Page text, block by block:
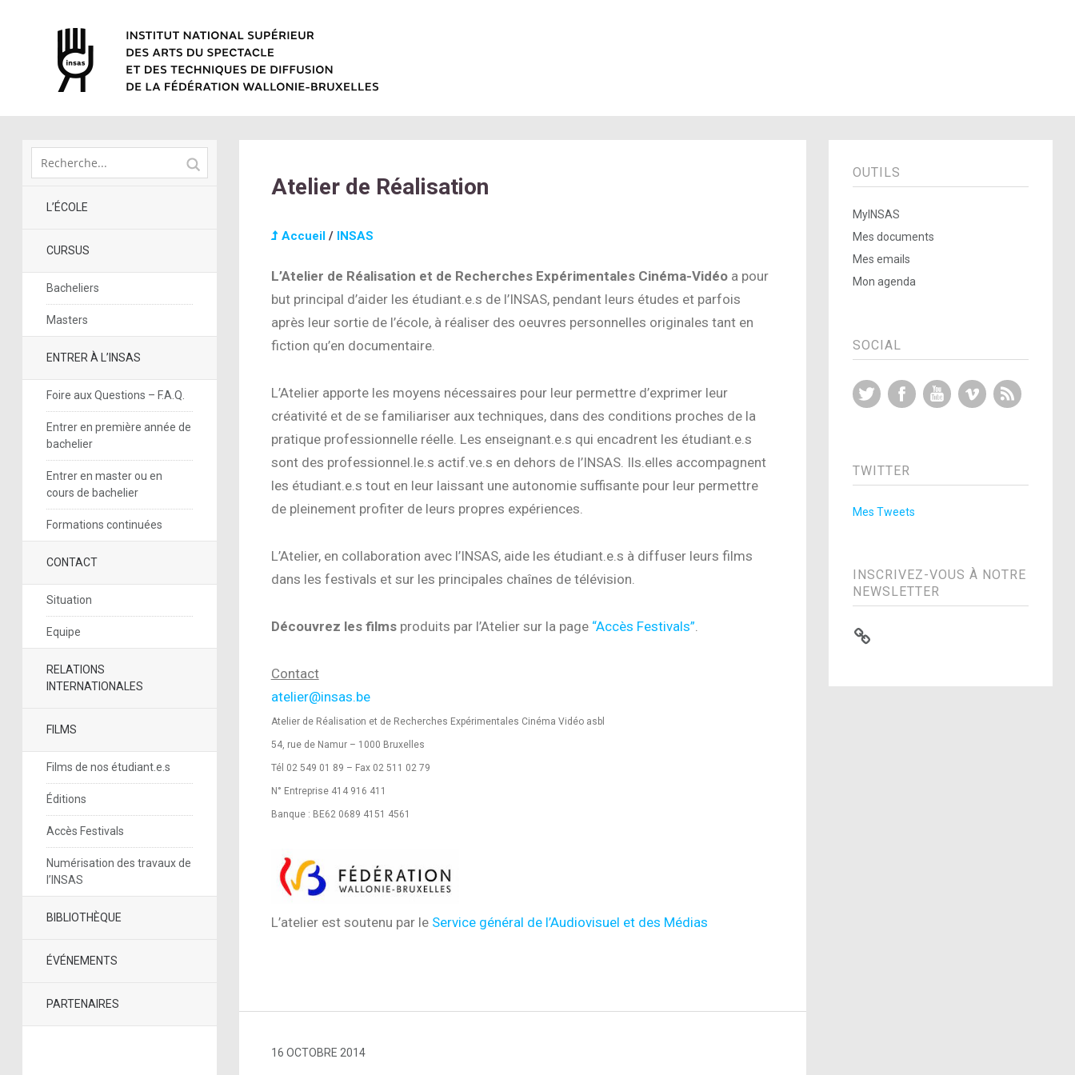
L’ÉCOLE
CURSUS
Bacheliers
Masters
ENTRER À L’INSAS
Foire aux Questions – F.A.Q.
Entrer en première année de
bachelier
Entrer en master ou en
cours de bachelier
Formations continuées
CONTACT
Situation
Equipe
RELATIONS
INTERNATIONALES
FILMS
Films de nos étudiant.e.s
Éditions
Accès Festivals
Numérisation des travaux de
l’INSAS
BIBLIOTHÈQUE
ÉVÉNEMENTS
PARTENAIRES
Atelier de Réalisation
Accueil/ INSAS
L’Atelier de Réalisation et de Recherches Expérimentales Cinéma-Vidéoa pour
but principal d’aider les étudiant.e.s de l’INSAS, pendant leurs études et parfois
après leur sortie de l’école, à réaliser des oeuvres personnelles originales tant en
fiction qu’en documentaire.
L’Atelier apporte les moyens nécessaires pour leur permettre d’exprimer leur
créativité et de se familiariser aux techniques, dans des conditions proches de la
pratique professionnelle réelle. Les enseignant.e.s qui encadrent les étudiant.e.s
sont des professionnel.le.s actif.ve.s en dehors de l’INSAS. Ils.elles accompagnent
les étudiant.e.s tout en leur laissant une autonomie suffisante pour leur permettre
de pleinement profiter de leurs propres expériences.
L’Atelier, en collaboration avec l’INSAS, aide les étudiant.e.s à diffuser leurs films
dans les festivals et sur les principales chaînes de télévision.
Découvrez les films produits par l’Atelier sur la page “Accès Festivals”.
Contact
atelier@insas.be
Atelier de Réalisation et de Recherches Expérimentales Cinéma Vidéo asbl
54, rue de Namur – 1000 Bruxelles
Tél 02 549 01 89 – Fax 02 511 02 79
N° Entreprise 414 916 411
Banque : BE62 0689 4151 4561
L’atelier est soutenu par le Service général de l’Audiovisuel et des Médias
16 OCTOBRE 2014
OUTILS
MyINSAS
Mes documents
Mes emails
Mon agenda
SOCIAL
Twitter FacebookYouTubeVimeo
TWITTER
Mes Tweets
INSCRIVEZ-VOUS À NOTRE
NEWSLETTER